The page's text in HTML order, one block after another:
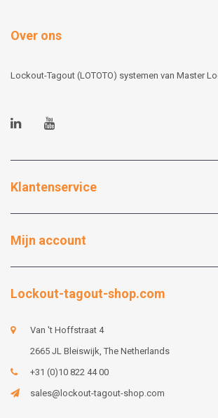
Over ons
Lockout-Tagout (LOTOTO) systemen van Master
Klantenservice
Mijn account
Lockout-tagout-shop.com
Van 't Hoffstraat 4
2665 JL Bleiswijk, The Netherlands
+31 (0)10 822 44 00
sales@lockout-tagout-shop.com